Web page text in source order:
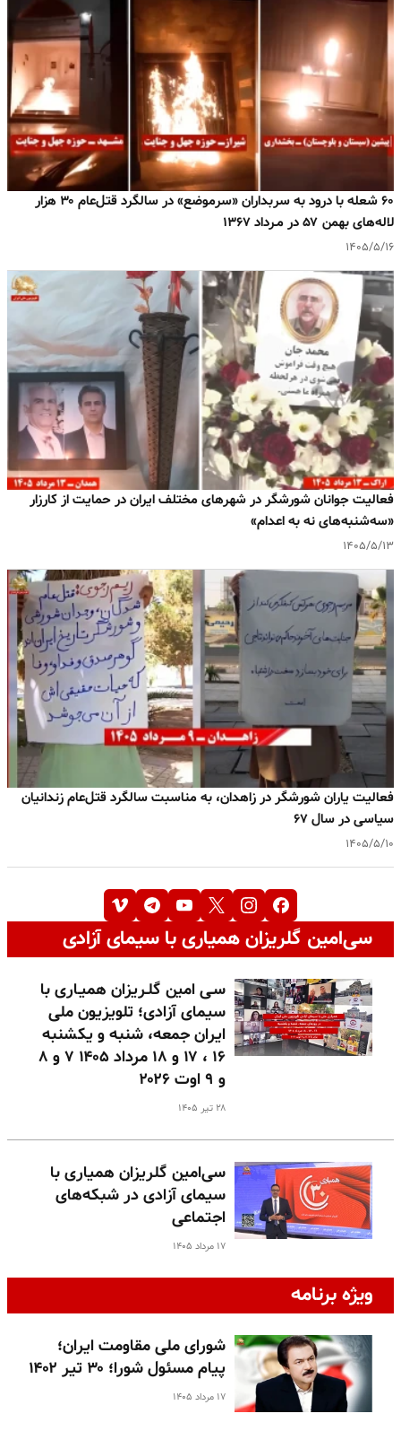
۶۰ شعله با درود به سربداران «سرموضع» در سالگرد قتل‌عام ۳۰ هزار
لاله‌های بهمن ۵۷ در مـرداد ۱۳۶۷
۱۴۰۵/۵/۱۶
فعالیت جوانان شورشگر در شهرهای مختلف ایران در حمایت از کارزار
«سه‌شنبه‌های نه به اعدام»
۱۴۰۵/۵/۱۳
فعالیت یاران شورشگر در زاهدان، به مناسبت سالگرد قتل‌عام زندانیان
سیاسی در سال ۶۷
۱۴۰۵/۵/۱۰
سی‌امین گلریزان همیاری با سیمای آزادی
سـی امین گلـریزان همیـاری با
سیمای آزادی؛ تلویزیون ملی
ایران جمعه، شنبه و یکشنبه
۱۶ ، ۱۷ و ۱۸ مرداد ۱۴۰۵ ۷ و ۸
و ۹ اوت ۲۰۲۶
۲۸ تیر ۱۴۰۵
سی‌امین گلریزان همیاری با
سیمای آزادی در شبکه‌های
اجتماعی
۱۷ مرداد ۱۴۰۵
ویژه برنامه
شورای ملی مقاومت ایران؛
پیام مسئول شورا؛ ۳۰ تیر ۱۴۰۲
۱۷ مرداد ۱۴۰۵